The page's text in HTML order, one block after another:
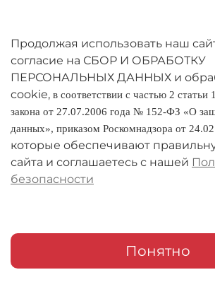
Оферта
Политика конфиденциальности
Оплата и доставка
Условия обмена и возврата
Реквизиты
Продолжая использовать наш
согласие на СБОР И ОБРАБОТКУ
ПЕРСОНАЛЬНЫХ ДАННЫХ и
cookie, в соответствии с частью 2 статьи
закона от 27.07.2006 года № 152-ФЗ «О
данных», приказом Роскомнадзора от
которые обеспечивают
сайта и соглашаетесь с нашей
безопасности
Понятно